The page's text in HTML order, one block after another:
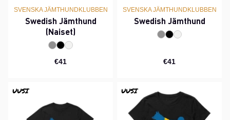
SVENSKA JÄMTHUNDKLUBBEN
Swedish Jämthund
(Naiset)
€41
SVENSKA JÄMTHUNDKLUBBEN
Swedish Jämthund
€41
UUSI UUSI